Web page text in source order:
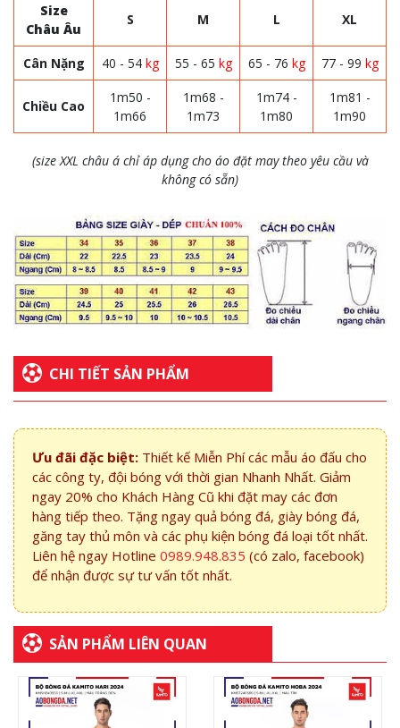
Size
Châu Âu
S M L XL
Cân Nặng 40 - 54 kg 55 - 65 kg 65 - 76 kg 77 - 99 kg
Chiều Cao
1m50 -
1m66
1m68 -
1m73
1m74 -
1m80
1m81 -
1m90
(size XXL châu á chỉ áp dụng cho áo đặt may theo yêu cầu và
không có sẵn)
CHI TIẾT SẢN PHẨM
Ưu đãi đặc biệt: Thiết kế Miễn Phí các mẫu áo đấu cho
các công ty, đội bóng với thời gian Nhanh Nhất. Giảm
ngay 20% cho Khách Hàng Cũ khi đặt may các đơn
hàng tiếp theo. Tặng ngay quả bóng đá, giày bóng đá,
găng tay thủ môn và các phụ kiện bóng đá loại tốt nhất.
Liên hệ ngay Hotline 0989.948.835 (có zalo, facebook)
để nhận được sự tư vấn tốt nhất.
SẢN PHẨM LIÊN QUAN